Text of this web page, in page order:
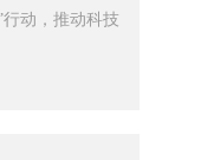
动，推动科技